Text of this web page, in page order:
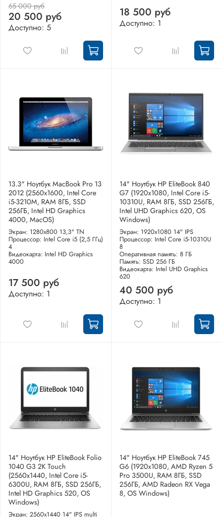
65 000 руб
20 500 руб
Доступно: 5
18 500 руб
Доступно: 1
13.3" Ноутбук MacBook Pro 13
2012 (2560x1600, Intel Core
i5-3210M, RAM 8ГБ, SSD
256ГБ, Intel HD Graphics
4000, MacOS)
Экран: 1280x800 13,3" TN
Процессор: Intel Core i5 (2,5 ГГц)
4
Видеокарта: Intel HD Graphics
4000
17 500 руб
Доступно: 1
14" Ноутбук HP EliteBook 840
G7 (1920x1080, Intel Core i5-
10310U, RAM 8ГБ, SSD 256ГБ,
Intel UHD Graphics 620, OS
Windows)
Экран: 1920x1080 14" IPS
Процессор: Intel Core i5-10310U
8
Оперативная память: 8 ГБ
Память: SSD 256 ГБ
Видеокарта: Intel UHD Graphics
620
40 500 руб
Доступно: 1
14" Ноутбук HP EliteBook Folio
1040 G3 2K Touch
(2560x1440, Intel Core i5-
6300U, RAM 8ГБ, SSD 256ГБ,
Intel HD Graphics 520, OS
Windows)
Экран: 2560x1440 14" IPS multi
14" Ноутбук HP EliteBook 745
G6 (1920x1080, AMD Ryzen 5
Pro 3500U, RAM 8ГБ, SSD
256ГБ, AMD Radeon RX Vega
8, OS Windows)